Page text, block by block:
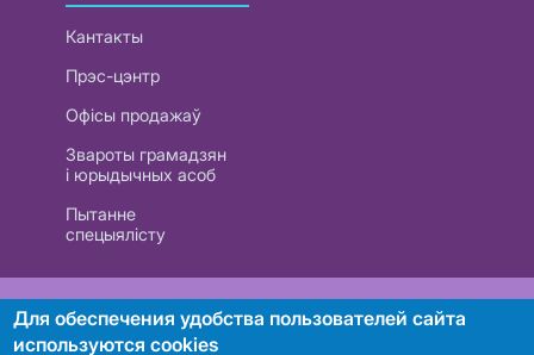
Кантакты
Прэс-цэнтр
Офісы продажаў
Звароты грамадзян
і юрыдычных асоб
Пытанне
спецыялісту
РУП «Белтэлекам». УНП 101007741
Для обеспечения удобства пользователей сайта
используются cookies